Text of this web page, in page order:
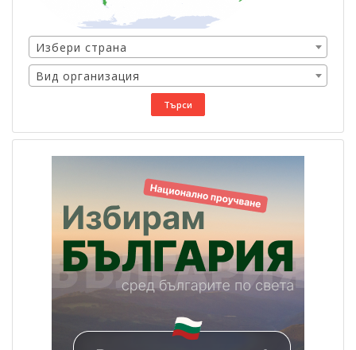
Избери страна
Вид организация
Търси